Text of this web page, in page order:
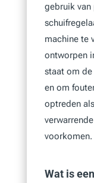
gebruik
machine te
ontworpen
staat om
en om
optreden
voorkomen.
Wat is